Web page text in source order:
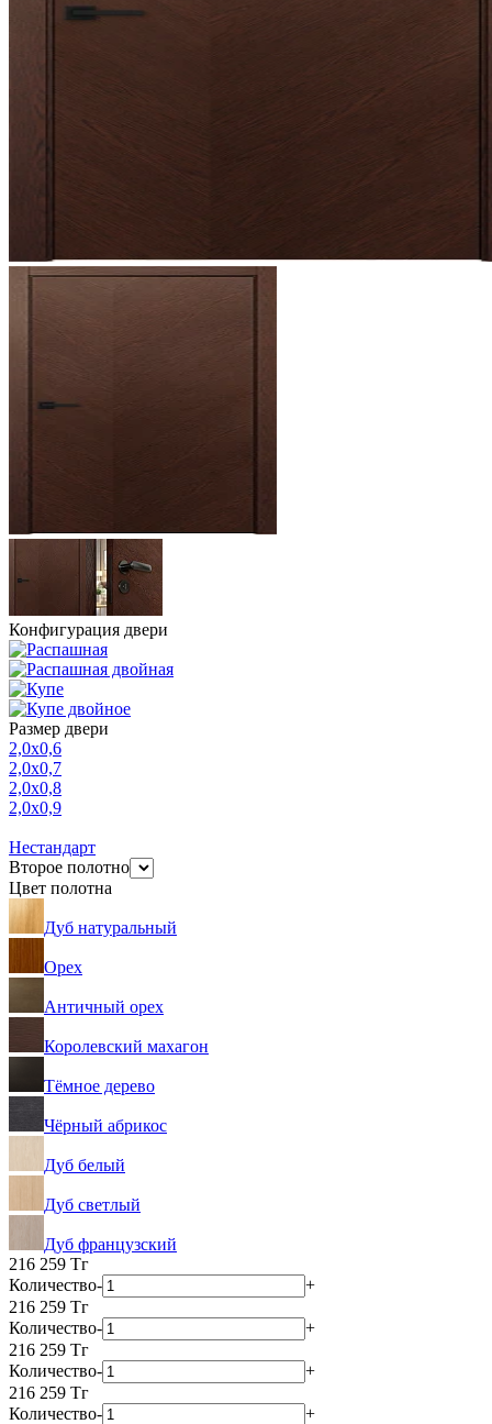
Конфигурация двери
Размер двери
2,0х0,6
2,0х0,7
2,0х0,8
2,0х0,9
Нестандарт
Второе полотно
Цвет полотна
Дуб натуральный
Орех
Античный орех
Королевский махагон
Тёмное дерево
Чёрный абрикос
Дуб белый
Дуб светлый
Дуб французский
216 259 Тг
Количество-
+
216 259 Тг
Количество-
+
216 259 Тг
Количество-
+
216 259 Тг
Количество-
+